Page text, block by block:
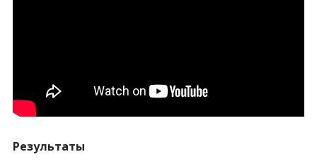
Результаты